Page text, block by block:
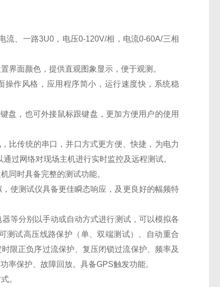
、一路3U0，电压0-120V/相，电流0-60A/三相
面颜色，提供直观图象显示，便于观测。
作风格，应用程序简小，运行速度快，系统稳
盘，也可外接鼠标跟键盘，更加方便用户的使用
比传统的串口，并口方式更方便、快捷，为电力
过网络对现场主机进行实时监控及远程测试。
同时具备完整的测试功能。
使测试仪具备更佳瞬态响应，及更良好的幅频特
等分别以手动或自动方式进行测试，可以模拟各
测试高压线路保护（单、双端测试）、自动重合
限正负序过流保护、复压闭锁过流保护、频率及
率保护、故障回放。具备GPS触发功能。
。